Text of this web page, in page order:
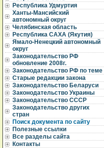
Республика Удмуртия
Ханты-Мансийский
автономный округ
Челябинская область
Республика САХА (Якутия)
Ямало-Ненецкий автономный
округ
Законодательство РФ
обновление 2008г.
Законодательство РФ по теме
Старые редакции закона
Законодательство Беларуси
Законодательство Украины
Законодательство СССР
Законодательство других
стран
Поиск документа по сайту
Полезные ссылки
Все разделы сайта
Контакты